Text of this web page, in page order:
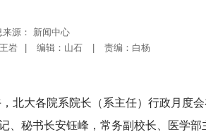
来源： 新闻中心
岩
编辑：山石 责编：白杨
北大各院系院长（系主任）行政月度
、秘书长安钰峰，常务副校长、医学